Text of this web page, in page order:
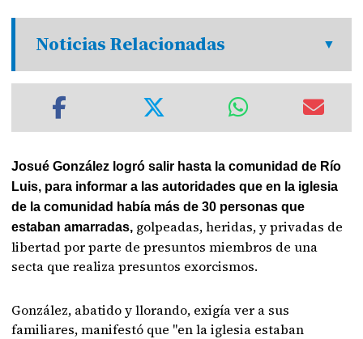
Noticias Relacionadas
Josué González logró salir hasta la comunidad de Río
Luis, para informar a las autoridades que en la iglesia
de la comunidad había más de 30 personas que
estaban amarradas, golpeadas, heridas, y privadas de
libertad por parte de presuntos miembros de una
secta que realiza presuntos exorcismos.
González, abatido y llorando, exigía ver a sus
familiares, manifestó que "en la iglesia estaban